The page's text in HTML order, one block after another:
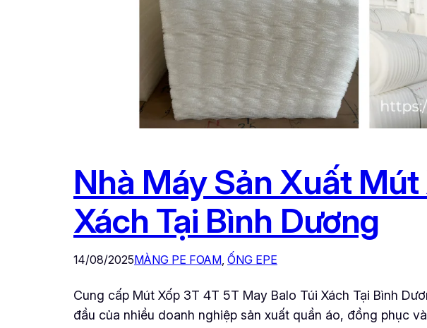
Nhà Máy Sản Xuất
Xách Tại Bình Dương
14/08/2025MÀNG PE FOAM ỐNG EPE
Cung cấp Mút Xốp 3T 4T 5T May Balo Túi Xách Tại Bình
đầu của nhiều doanh nghiệp sản xuất quần áo, đồng phục